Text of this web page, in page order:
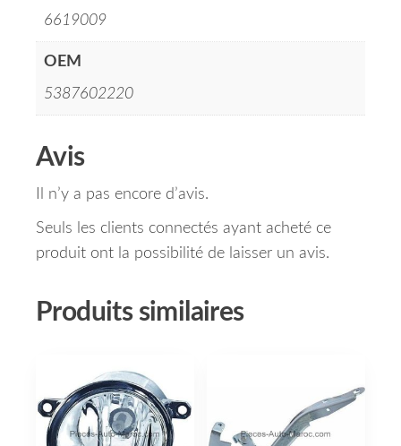
6619009
OEM
5387602220
Avis
Il n’y a pas encore d’avis.
Seuls les clients connectés ayant acheté ce
produit ont la possibilité de laisser un avis.
Produits similaires